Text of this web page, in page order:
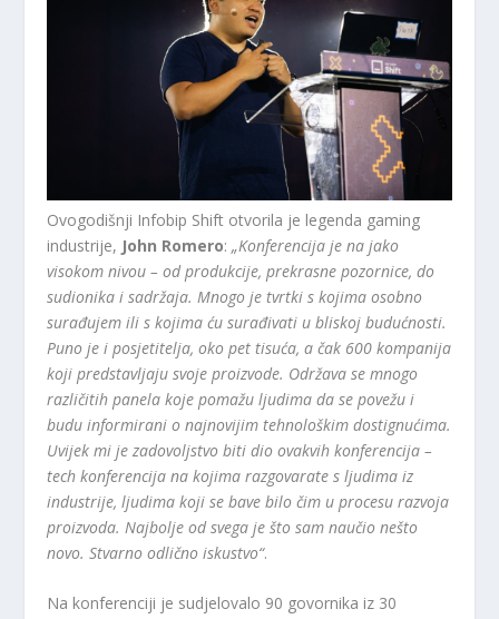
Ovogodišnji Infobip Shift otvorila je legenda gaming
industrije, John Romero:„Konferencija je na jako
visokom nivou – od produkcije, prekrasne pozornice, do
sudionika i sadržaja. Mnogo je tvrtki s kojima osobno
surađujem ili s kojima ću surađivati u bliskoj budućnosti.
Puno je i posjetitelja, oko pet tisuća, a čak 600 kompanija
koji predstavljaju svoje proizvode. Održava se mnogo
različitih panela koje pomažu ljudima da se povežu i
budu informirani o najnovijim tehnološkim dostignućima.
Uvijek mi je zadovoljstvo biti dio ovakvih konferencija –
tech konferencija na kojima razgovarate s ljudima iz
industrije, ljudima koji se bave bilo čim u procesu razvoja
proizvoda. Najbolje od svega je što sam naučio nešto
novo. Stvarno odlično iskustvo“.
Na konferenciji je sudjelovalo 90 govornika iz 30